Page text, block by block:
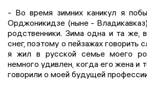
- Во время зимних каникул я
Орджоникидзе (ныне -
родственники. Зима одна и та же,
снег, поэтому о пейзажах говорить
я жил в русской семье моего
немного удивлен, когда его жена и
говорили о моей будущей